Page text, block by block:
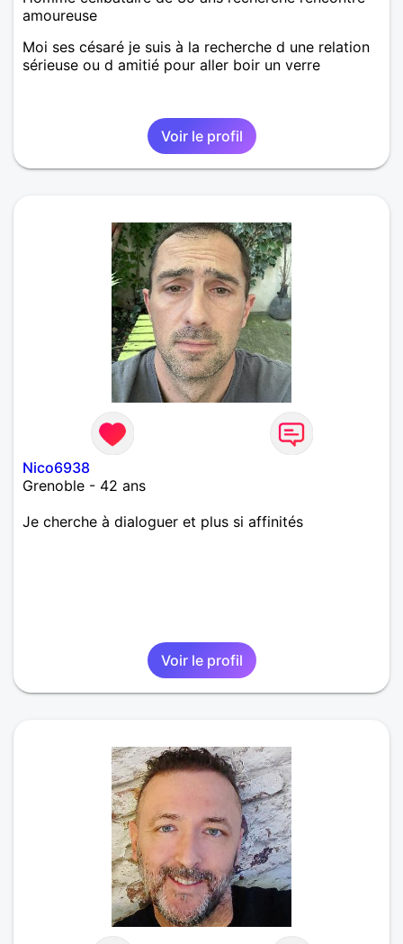
amoureuse
Moi ses césaré je suis à la recherche d une relation
sérieuse ou d amitié pour aller boir un verre
Voir le profil
Nico6938
Grenoble - 42 ans
Je cherche à dialoguer et plus si affinités
Voir le profil